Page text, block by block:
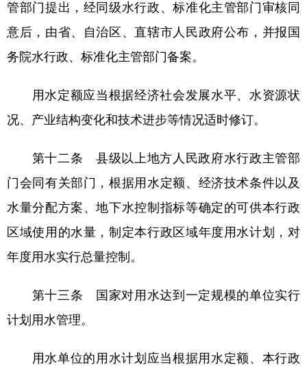
管部门提出，经同级水行政、标准化主管部门审核同
意后，由省、自治区、直辖市人民政府公布，并报国
务院水行政、标准化主管部门备案。
用水定额应当根据经济社会发展水平、水资源状
况、产业结构变化和技术进步等情况适时修订。
第十二条 县级以上地方人民政府水行政主管部
门会同有关部门，根据用水定额、经济技术条件以及
水量分配方案、地下水控制指标等确定的可供本行政
区域使用的水量，制定本行政区域年度用水计划，对
年度用水实行总量控制。
第十三条 国家对用水达到一定规模的单位实行
计划用水管理。
用水单位的用水计划应当根据用水定额、本行政